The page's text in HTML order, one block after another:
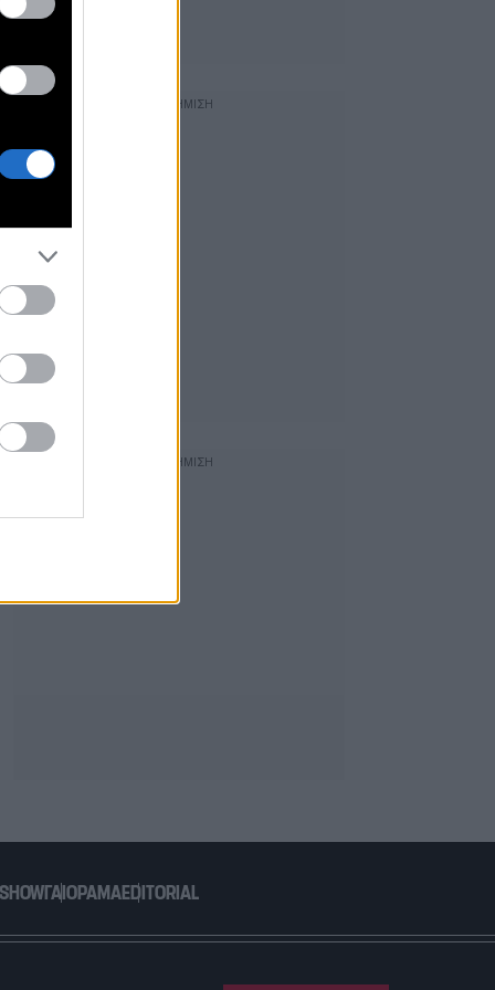
ΓΑΙΟΡΑΜΑEDITORIAL